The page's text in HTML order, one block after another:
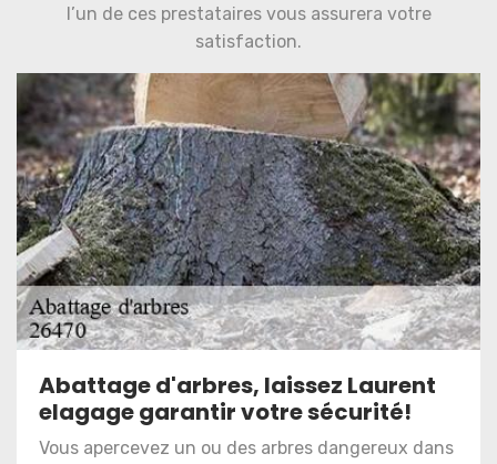
l’un de ces prestataires vous assurera votre
satisfaction.
Abattage d'arbres, laissez Laurent
elagage garantir votre sécurité!
Vous apercevez un ou des arbres dangereux dans